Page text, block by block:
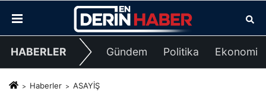
HABERLER Gündem Politika Ekonomi
Haberler ASAYİŞ